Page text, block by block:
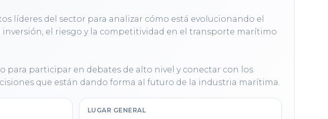
líderes del sector para analizar cómo está evolucionando el
inversión, el riesgo y la competitividad en el transporte marítimo
para participar en debates de alto nivel y conectar con los
que están dando forma al futuro de la industria marítima.
LUGAR GENERAL